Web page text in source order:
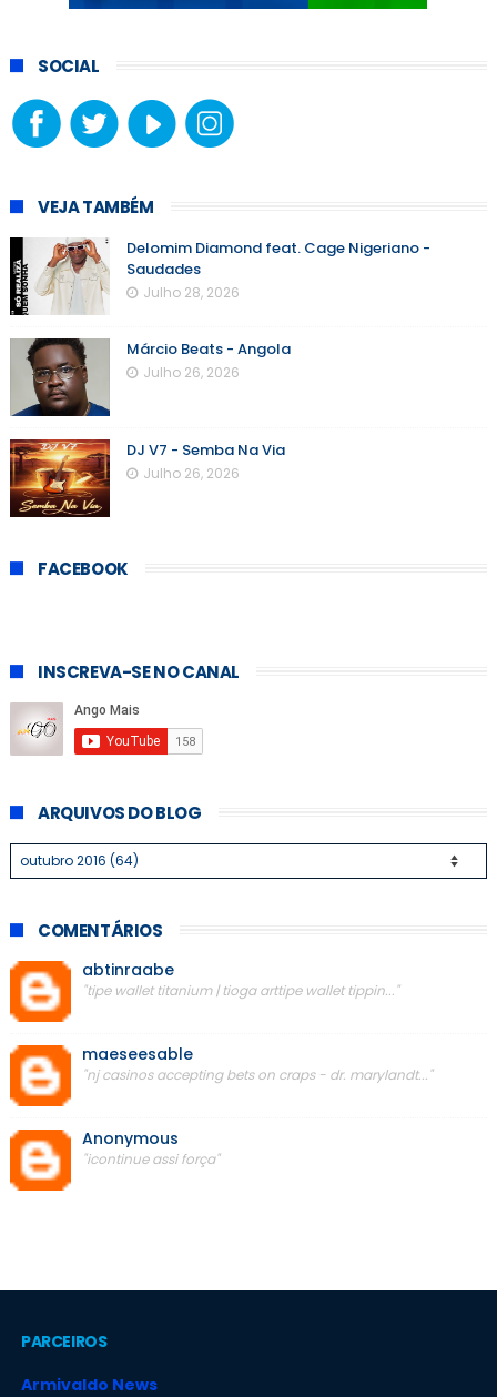
SOCIAL
VEJA TAMBÉM
Delomim Diamond feat. Cage Nigeriano -
Saudades
Julho 28, 2026
Márcio Beats - Angola
Julho 26, 2026
DJ V7 - Semba Na Via
Julho 26, 2026
FACEBOOK
INSCREVA-SE NO CANAL
ARQUIVOS DO BLOG
COMENTÁRIOS
abtinraabe
"tipe wallet titanium | tioga arttipe wallet tippin..."
maeseesable
"nj casinos accepting bets on craps - dr. marylandt..."
Anonymous
"icontinue assi força"
PARCEIROS
Armivaldo News